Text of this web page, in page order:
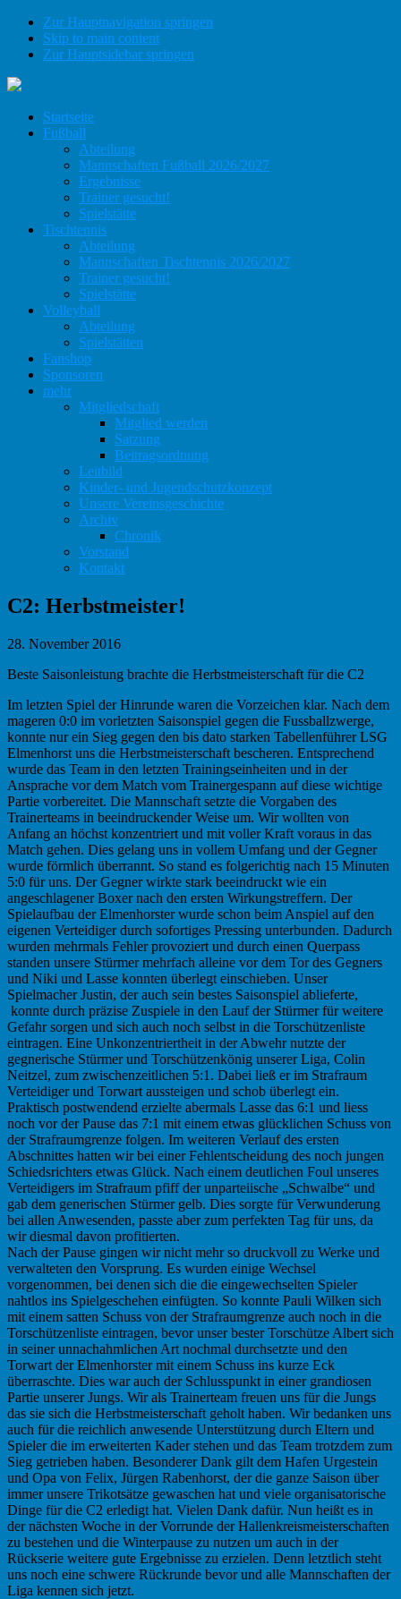
Zur Hauptnavigation springen
Skip to main content
Zur Hauptsidebar springen
Startseite
Fußball
Abteilung
Mannschaften Fußball 2026/2027
Ergebnisse
Trainer gesucht!
Spielstätte
Tischtennis
Abteilung
Mannschaften Tischtennis 2026/2027
Trainer gesucht!
Spielstätte
Volleyball
Abteilung
Spielstätten
Fanshop
Sponsoren
mehr
Mitgliedschaft
Mitglied werden
Satzung
Beitragsordnung
Leitbild
Kinder- und Jugendschutzkonzept
Unsere Vereinsgeschichte
Archiv
Chronik
Vorstand
Kontakt
C2: Herbstmeister!
28. November 2016
Beste Saisonleistung brachte die Herbstmeisterschaft für die C2
Im letzten Spiel der Hinrunde waren die Vorzeichen klar. Nach dem
mageren 0:0 im vorletzten Saisonspiel gegen die Fussballzwerge,
konnte nur ein Sieg gegen den bis dato starken Tabellenführer LSG
Elmenhorst uns die Herbstmeisterschaft bescheren. Entsprechend
wurde das Team in den letzten Trainingseinheiten und in der
Ansprache vor dem Match vom Trainergespann auf diese wichtige
Partie vorbereitet. Die Mannschaft setzte die Vorgaben des
Trainerteams in beeindruckender Weise um. Wir wollten von
Anfang an höchst konzentriert und mit voller Kraft voraus in das
Match gehen. Dies gelang uns in vollem Umfang und der Gegner
wurde förmlich überrannt. So stand es folgerichtig nach 15 Minuten
5:0 für uns. Der Gegner wirkte stark beeindruckt wie ein
angeschlagener Boxer nach den ersten Wirkungstreffern. Der
Spielaufbau der Elmenhorster wurde schon beim Anspiel auf den
eigenen Verteidiger durch sofortiges Pressing unterbunden. Dadurch
wurden mehrmals Fehler provoziert und durch einen Querpass
standen unsere Stürmer mehrfach alleine vor dem Tor des Gegners
und Niki und Lasse konnten überlegt einschieben. Unser
Spielmacher Justin, der auch sein bestes Saisonspiel ablieferte,
konnte durch präzise Zuspiele in den Lauf der Stürmer für weitere
Gefahr sorgen und sich auch noch selbst in die Torschützenliste
eintragen. Eine Unkonzentriertheit in der Abwehr nutzte der
gegnerische Stürmer und Torschützenkönig unserer Liga, Colin
Neitzel, zum zwischenzeitlichen 5:1. Dabei ließ er im Strafraum
Verteidiger und Torwart aussteigen und schob überlegt ein.
Praktisch postwendend erzielte abermals Lasse das 6:1 und liess
noch vor der Pause das 7:1 mit einem etwas glücklichen Schuss von
der Strafraumgrenze folgen. Im weiteren Verlauf des ersten
Abschnittes hatten wir bei einer Fehlentscheidung des noch jungen
Schiedsrichters etwas Glück. Nach einem deutlichen Foul unseres
Verteidigers im Strafraum pfiff der unparteiische „Schwalbe“ und
gab dem generischen Stürmer gelb. Dies sorgte für Verwunderung
bei allen Anwesenden, passte aber zum perfekten Tag für uns, da
wir diesmal davon profitierten.
Nach der Pause gingen wir nicht mehr so druckvoll zu Werke und
verwalteten den Vorsprung. Es wurden einige Wechsel
vorgenommen, bei denen sich die die eingewechselten Spieler
nahtlos ins Spielgeschehen einfügten. So konnte Pauli Wilken sich
mit einem satten Schuss von der Strafraumgrenze auch noch in die
Torschützenliste eintragen, bevor unser bester Torschütze Albert sich
in seiner unnachahmlichen Art nochmal durchsetzte und den
Torwart der Elmenhorster mit einem Schuss ins kurze Eck
überraschte. Dies war auch der Schlusspunkt in einer grandiosen
Partie unserer Jungs. Wir als Trainerteam freuen uns für die Jungs
das sie sich die Herbstmeisterschaft geholt haben. Wir bedanken uns
auch für die reichlich anwesende Unterstützung durch Eltern und
Spieler die im erweiterten Kader stehen und das Team trotzdem zum
Sieg getrieben haben. Besonderer Dank gilt dem Hafen Urgestein
und Opa von Felix, Jürgen Rabenhorst, der die ganze Saison über
immer unsere Trikotsätze gewaschen hat und viele organisatorische
Dinge für die C2 erledigt hat. Vielen Dank dafür. Nun heißt es in
der nächsten Woche in der Vorrunde der Hallenkreismeisterschaften
zu bestehen und die Winterpause zu nutzen um auch in der
Rückserie weitere gute Ergebnisse zu erzielen. Denn letztlich steht
uns noch eine schwere Rückrunde bevor und alle Mannschaften der
Liga kennen sich jetzt.